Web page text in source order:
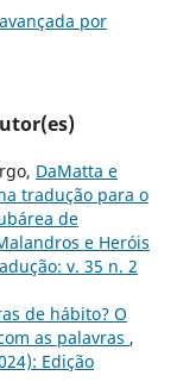
por
DaMatta e
tradução para o
de
e Heróis
v. 35 n. 2
de hábito? O
as palavras ,
Edição